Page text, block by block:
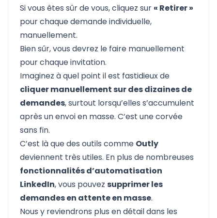
Si vous êtes sûr de vous, cliquez sur « Retirer »
pour chaque demande individuelle,
manuellement.
Bien sûr, vous devrez le faire manuellement
pour chaque invitation.
Imaginez à quel point il est fastidieux de
cliquer manuellement sur des dizaines de
demandes, surtout lorsqu’elles s’accumulent
après un envoi en masse. C’est une corvée
sans fin.
C’est là que des outils comme Outly
deviennent très utiles. En plus de nombreuses
fonctionnalités d’automatisation
LinkedIn, vous pouvez supprimer les
demandes en attente en masse.
Nous y reviendrons plus en détail dans les